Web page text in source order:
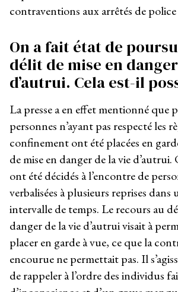
contraventions aux arrêtés de
On a fait état de
délit de mise en
d’autrui. Cela est-il
La presse a en effet mentionné que
personnes n’ayant pas respecté les
confinement ont été placées en
de mise en danger de la vie d’autrui.
ont été décidés à l’encontre de
verbalisées à plusieurs reprises dans
intervalle de temps. Le recours au
danger de la vie d’autrui visait à
placer en garde à vue, ce que la
encourue ne permettait pas. Il
de rappeler à l’ordre des individus